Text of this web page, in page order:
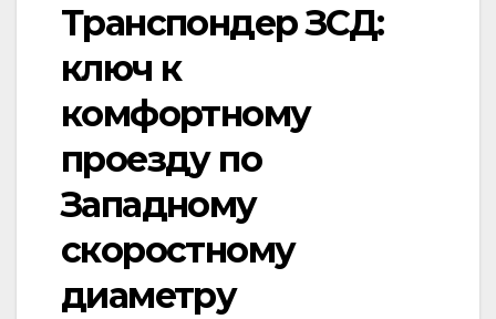
Транспондер ЗСД:
ключ к
комфортному
проезду по
Западному
скоростному
диаметру